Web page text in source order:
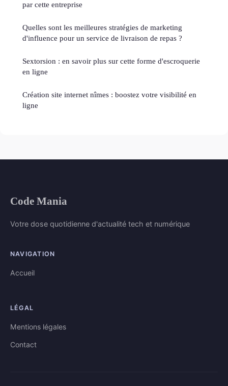
par cette entreprise
Quelles sont les meilleures stratégies de marketing
d'influence pour un service de livraison de repas ?
Sextorsion : en savoir plus sur cette forme d'escroquerie
en ligne
Création site internet nîmes : boostez votre visibilité en
ligne
Code Mania
Votre dose quotidienne d'actualité tech et numérique
NAVIGATION
Accueil
LÉGAL
Mentions légales
Contact